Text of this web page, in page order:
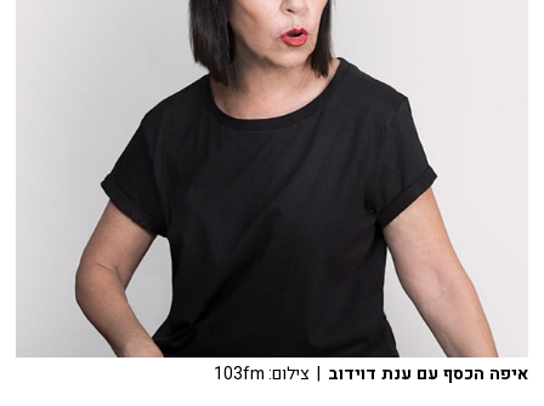
איפה הכסף עם ענת דוידוב | צילום: 103fm